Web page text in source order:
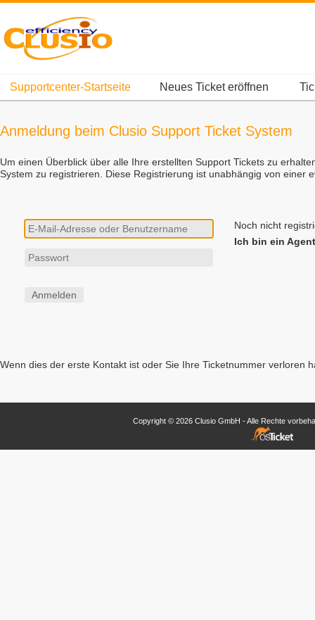
Supportcenter-Startseite Neues Ticket eröffnen
Anmeldung beim Clusio Support Ticket System
Um einen Überblick über alle Ihre erstellten Support Tickets zu
System zu registrieren. Diese Registrierung ist unabhängig von einer
Noch nicht
Ich bin ein Agent
Wenn dies der erste Kontakt ist oder Sie Ihre Ticketnummer verloren
Copyright © 2026 Clusio GmbH - Alle Rechte